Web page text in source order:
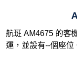
航班 AM4675 的客
運，並設有--個座位